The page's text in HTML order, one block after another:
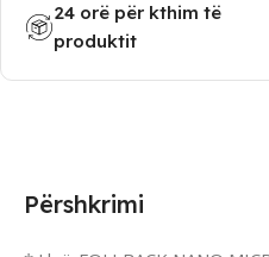
24 orë për kthim të
produktit
Përshkrimi